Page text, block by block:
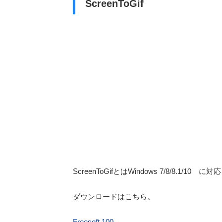
ScreenToGif
ScreenToGifとはWindows 7/8/8.1/10 に対応
ダウンロードはこちら。